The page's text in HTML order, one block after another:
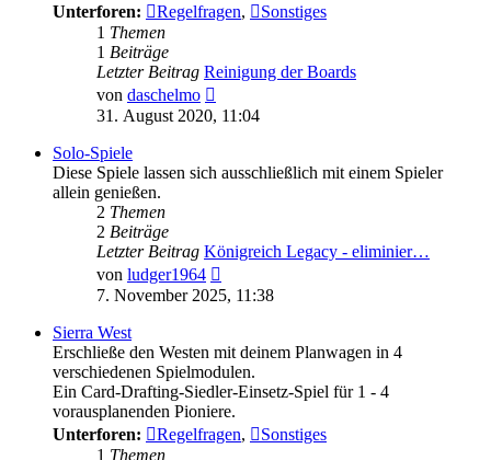
Unterforen:
Regelfragen,
Sonstiges
1 Themen
1 Beiträge
Letzter Beitrag Reinigung der Boards
von daschelmo
Beitrag
31. August 2020, 11:04
Solo-Spiele
Diese Spiele lassen sich ausschließlich mit einem Spieler
allein genießen.
2 Themen
2 Beiträge
Letzter Beitrag Königreich Legacy - eliminier…
von ludger1964
Beitrag
7. November 2025, 11:38
Sierra West
Erschließe den Westen mit deinem Planwagen in 4
verschiedenen Spielmodulen.
Ein Card-Drafting-Siedler-Einsetz-Spiel für 1 - 4
vorausplanenden Pioniere.
Unterforen:
Regelfragen,
Sonstiges
1 Themen